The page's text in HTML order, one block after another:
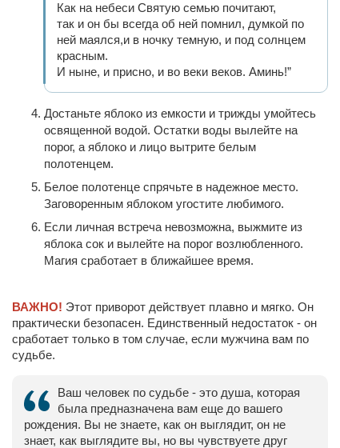
Как на небеси Святую семью почитают,
так и он бы всегда об ней помнил, думкой по
ней маялся,и в ночку темную, и под солнцем
красным.
И ныне, и присно, и во веки веков. Аминь!”
Достаньте яблоко из емкости и трижды умойтесь
освященной водой. Остатки воды вылейте на
порог, а яблоко и лицо вытрите белым
полотенцем.
Белое полотенце спрячьте в надежное место.
Заговоренным яблоком угостите любимого.
Если личная встреча невозможна, выжмите из
яблока сок и вылейте на порог возлюбленного.
Магия сработает в ближайшее время.
ВАЖНО! Этот приворот действует плавно и мягко. Он
практически безопасен. Единственный недостаток - он
сработает только в том случае, если мужчина вам по
судьбе.
Ваш человек по судьбе - это душа, которая
была предназначена вам еще до вашего
рождения. Вы не знаете, как он выглядит, он не
знает, как выглядите вы, но вы чувствуете друг